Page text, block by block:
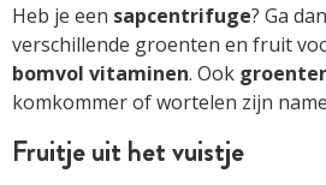
Heb je een sapcentrifuge? Ga
verschillende groenten en fruit
bomvol vitaminen. Ook
komkommer of wortelen zijn
Fruitje uit het vuistje